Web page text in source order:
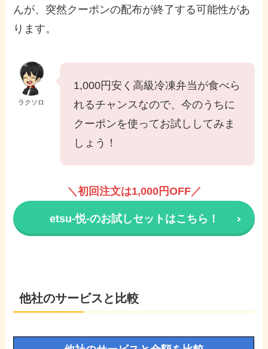
んが、突然クーポンの配布が終了する可能性があ
ります。
ラクソロ
1,000円安く高級冷凍弁当が食べら
れるチャンスなので、今のうちに
クーポンを使ってお試ししてみま
しょう！
＼初回注文は1,000円OFF／
etsu-悦-のお試しセットはこちら！
他社のサービスと比較